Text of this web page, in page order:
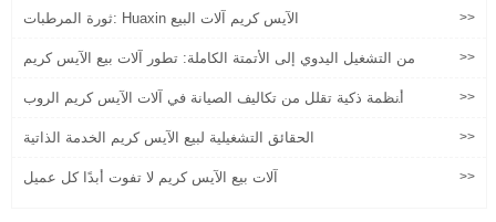
ثورة المرطبات: Huaxin الآيس كريم آلات البيع >>
من التشغيل اليدوي إلى الأتمتة الكاملة: تطور آلات بيع الآيس كريم >>
كيف أنظمة ذكية تقلل من تكاليف الصيانة في آلات الآيس كريم الروب
>>
الحقائق التشغيلية لبيع الآيس كريم الخدمة الذاتية >>
آلات بيع الآيس كريم لا تفوت أبدًا كل عميل >>